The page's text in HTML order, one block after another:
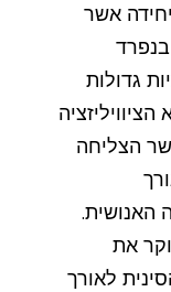
אשר
גדולות
הצליחה
האנושית.
את
לאורך